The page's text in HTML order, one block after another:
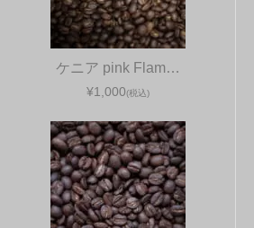
ケニア pink Flam…
¥1,000(税込)